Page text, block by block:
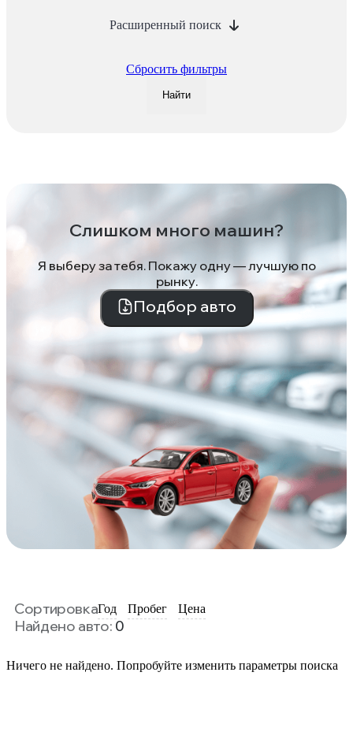
Расширенный поиск
Сбросить фильтры
Найти
Слишком много машин?
Я выберу за тебя. Покажу одну — лучшую по
рынку.
Подбор авто
СортировкаГод Пробег Цена
Найдено авто: 0
Ничего не найдено. Попробуйте изменить параметры поиска